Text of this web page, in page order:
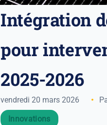
Intégration
pour
2025-2026
vendredi 20 mars 2026
Innovations